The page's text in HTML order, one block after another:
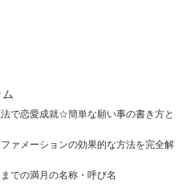
で恋愛成就☆簡単な願い事の書き方と
ァメーションの効果的な方法を完全解
での満月の名称・呼び名